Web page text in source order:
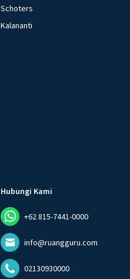
Schoters
Kalananti
Hubungi Kami
+62 815-7441-0000
info@ruangguru.com
02130930000